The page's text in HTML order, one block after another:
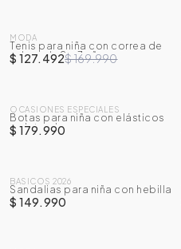
- 25 %
MODA
Tenis para niña con correa de
velcro de 2 a 7 años
$ 127.492$ 169.990
OCASIONES ESPECIALES
Botas para niña con elásticos
en laterales
$ 179.990
BASICOS 2026
Sandalias para niña con hebilla
$ 149.990